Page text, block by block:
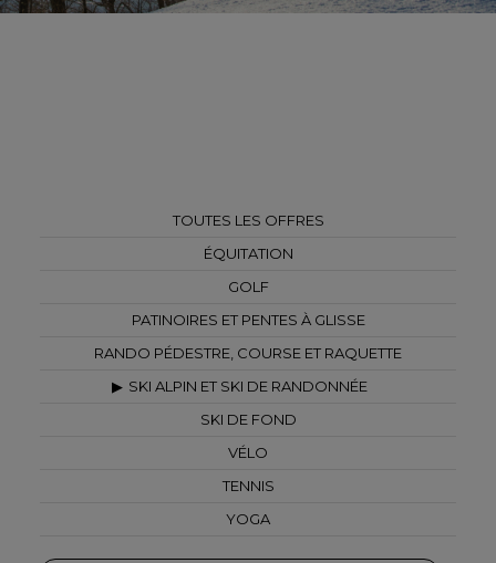
TOUTES LES OFFRES
ÉQUITATION
GOLF
PATINOIRES ET PENTES À GLISSE
RANDO PÉDESTRE, COURSE ET RAQUETTE
SKI ALPIN ET SKI DE RANDONNÉE
SKI DE FOND
VÉLO
TENNIS
YOGA